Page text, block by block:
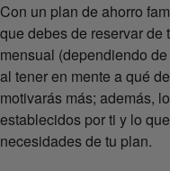
Con un plan de ahorro
que debes de reservar
mensual (dependiendo
al tener en mente a qué
motivarás más; además,
establecidos por ti y lo
necesidades de tu plan.